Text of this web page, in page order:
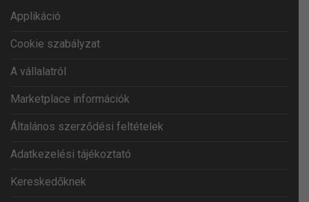
Applikáció
Cookie szabályzat
A vállalatról
Marketplace információk
Általános szerződési feltételek
Adatkezelési tájékoztató
Kereskedőknek